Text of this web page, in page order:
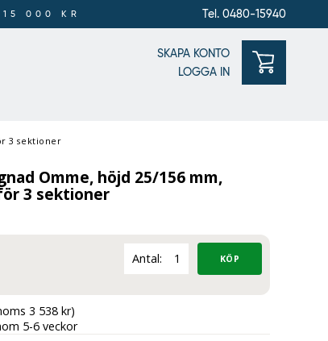
15 000 KR Tel. 0480-15940
SKAPA KONTO
LOGGA IN
3 sektioner
Omme, höjd 25/156 mm,
3 sektioner
Antal:
3 538 kr)
5-6 veckor